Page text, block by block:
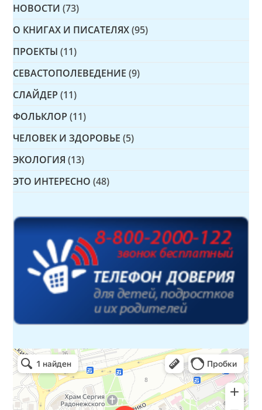
НОВОСТИ (73)
О КНИГАХ И ПИСАТЕЛЯХ (95)
ПРОЕКТЫ (11)
СЕВАСТОПОЛЕВЕДЕНИЕ (9)
СЛАЙДЕР (11)
ФОЛЬКЛОР (11)
ЧЕЛОВЕК И ЗДОРОВЬЕ (5)
ЭКОЛОГИЯ (13)
ЭТО ИНТЕРЕСНО (48)
Детская библиотека № 14 Дружбы народов
Библиотека в Севастополе